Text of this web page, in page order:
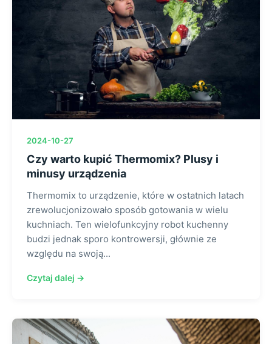
2024-10-27
Czy warto kupić Thermomix? Plusy i
minusy urządzenia
Thermomix to urządzenie, które w ostatnich latach
zrewolucjonizowało sposób gotowania w wielu
kuchniach. Ten wielofunkcyjny robot kuchenny
budzi jednak sporo kontrowersji, głównie ze
względu na swoją...
Czytaj dalej →